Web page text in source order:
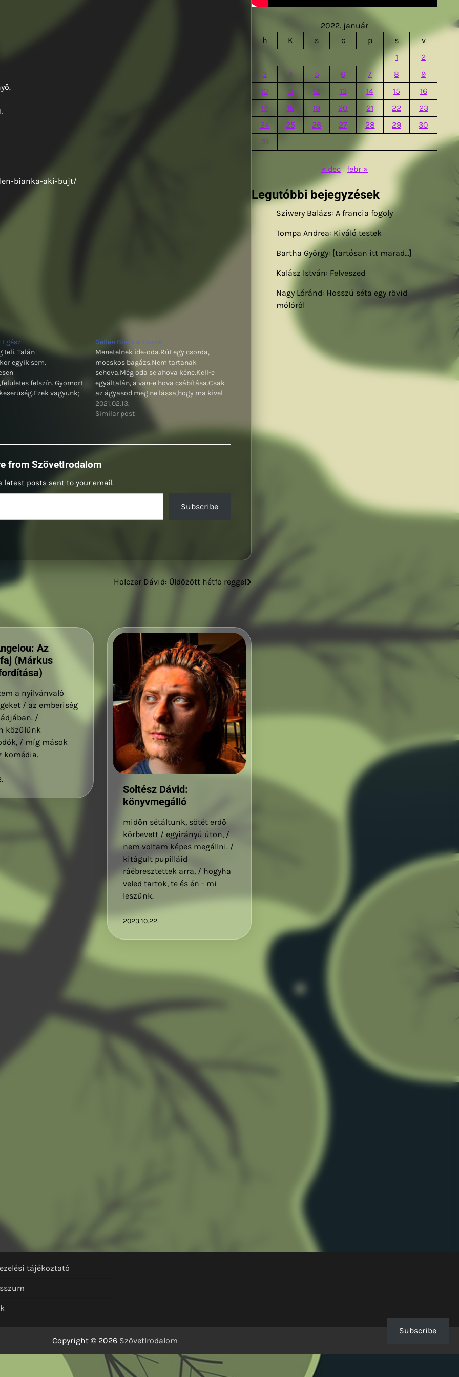
bianka-aki-bujt/
teli. Talán
egyik sem.
felszín. Gyomort
vagyunk;
Gellén Bianka: Hurok
Menetelnek ide-oda.Rút egy csorda,
mocskos bagázs.Nem tartanak
sehova.Még oda se ahova kéne.Kell-e
egyáltalán, a van-e hova csábítása.Csak
az ágyasod meg ne lássa,hogy ma kivel
tévedtél el.
2021.02.13.
Similar post
from SzövetIrodalom
latest posts sent to your email.
Subscribe
Holczer Dávid: Üldözött hétfő reggel
Az
(Márkus
a nyilvánvaló
/ az emberiség
/
közülünk
/ míg mások
komédia.
Soltész Dávid:
könyvmegálló
midőn sétáltunk, sötét erdő
körbevett / egyirányú úton, /
nem voltam képes megállni. /
kitágult pupilláid
ráébresztettek arra, / hogyha
veled tartok, te és én - mi
leszünk.
2023.10.22.
2022. január
h
K s c p s
v
1
2
3
4 5 6 7 8
9
10
11 12 13 14 15
16
17
18 19 20 21 22
23
24
25 26 27 28 29
30
31
« dec febr »
Legutóbbi bejegyzések
Sziwery Balázs: A francia fogoly
Tompa Andrea: Kiváló testek
Bartha György: [tartósan itt marad…]
Kalász István: Felveszed
Nagy Lóránd: Hosszú séta egy rövid
mólóról
tájékoztató
Copyright © 2026 SzövetIrodalom
Subscribe